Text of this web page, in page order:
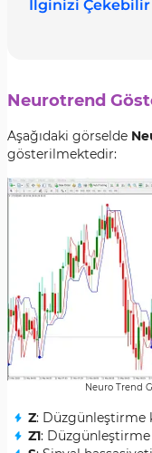
İlginizi Çekebilir
Neurotrend
Aşağıdaki görselde
gösterilmektedir:
Neuro Trend
Z: Düzgünleştirme
Z1: Düzgünleştirme